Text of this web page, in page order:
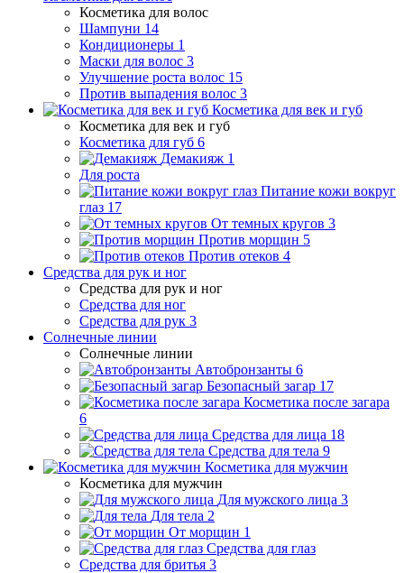
Косметика для волос
Шампуни 14
Кондиционеры 1
Маски для волос 3
Улучшение роста волос 15
Против выпадения волос 3
Косметика для век и губ
Косметика для век и губ
Косметика для губ 6
Демакияж 1
Для роста
Питание кожи вокруг
глаз 17
От темных кругов 3
Против морщин 5
Против отеков 4
Средства для рук и ног
Средства для рук и ног
Средства для ног
Средства для рук 3
Солнечные линии
Солнечные линии
Автобронзанты 6
Безопасный загар 17
Косметика после загара
6
Средства для лица 18
Средства для тела 9
Косметика для мужчин
Косметика для мужчин
Для мужского лица 3
Для тела 2
От морщин 1
Средства для глаз
Средства для бритья 3